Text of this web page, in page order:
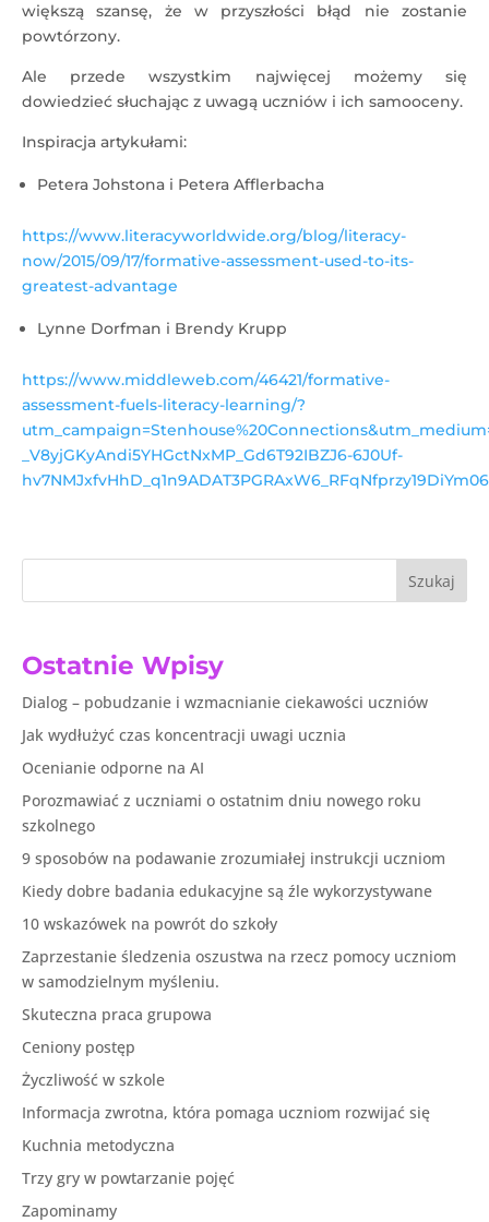
większą szansę, że w przyszłości błąd nie zostanie
powtórzony.
Ale przede wszystkim najwięcej możemy się
dowiedzieć słuchając z uwagą uczniów i ich samooceny.
Inspiracja artykułami:
Petera Johstona i Petera Afflerbacha
https://www.literacyworldwide.org/blog/literacy-
now/2015/09/17/formative-assessment-used-to-its-
greatest-advantage
Lynne Dorfman i Brendy Krupp
https://www.middleweb.com/46421/formative-
assessment-fuels-literacy-learning/?
_V8yjGKyAndi5YHGctNxMP_Gd6T92IBZJ6-6J0Uf-
Szukaj
Ostatnie Wpisy
Dialog – pobudzanie i wzmacnianie ciekawości uczniów
Jak wydłużyć czas koncentracji uwagi ucznia
Ocenianie odporne na AI
Porozmawiać z uczniami o ostatnim dniu nowego roku
szkolnego
9 sposobów na podawanie zrozumiałej instrukcji uczniom
Kiedy dobre badania edukacyjne są źle wykorzystywane
10 wskazówek na powrót do szkoły
Zaprzestanie śledzenia oszustwa na rzecz pomocy uczniom
w samodzielnym myśleniu.
Skuteczna praca grupowa
Ceniony postęp
Życzliwość w szkole
Informacja zwrotna, która pomaga uczniom rozwijać się
Kuchnia metodyczna
Trzy gry w powtarzanie pojęć
Zapominamy